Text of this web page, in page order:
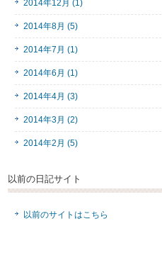
2014年12月 (1)
2014年8月 (5)
2014年7月 (1)
2014年6月 (1)
2014年4月 (3)
2014年3月 (2)
2014年2月 (5)
以前の日記サイト
以前のサイトはこちら